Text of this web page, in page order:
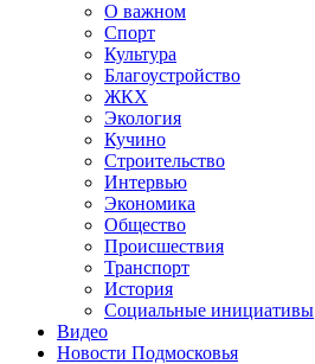
О важном
Спорт
Культура
Благоустройство
ЖКХ
Экология
Кучино
Строительство
Интервью
Экономика
Общество
Происшествия
Транспорт
История
Социальные инициативы
Видео
Новости Подмосковья